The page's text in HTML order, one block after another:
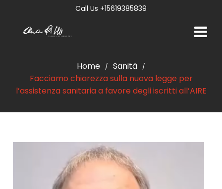
Call Us +15619385839
Home / Sanità /
Facciamo chiarezza sulla nuova legge per
l’assistenza sanitaria a favore degli iscritti all’AIRE